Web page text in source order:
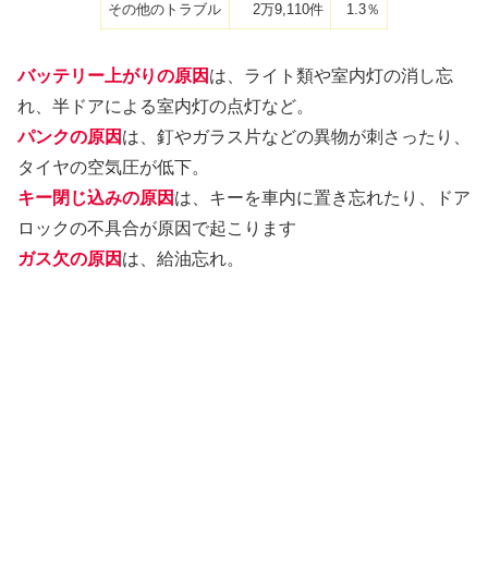
その他のトラブル 2万9,110件 1.3％
バッテリー上がりの原因 は、ライト類や室内灯の消し忘
れ、半ドアによる室内灯の点灯など。
パンクの原因 は、釘やガラス片などの異物が刺さったり、
タイヤの空気圧が低下。
キー閉じ込みの原因 は、キーを車内に置き忘れたり、ドア
ロックの不具合が原因で起こります
ガス欠の原因 は、給油忘れ。